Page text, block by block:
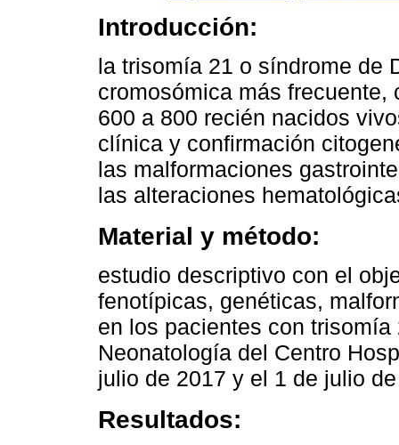
Introducción:
la trisomía 21 o síndrome de
cromosómica más
600 a 800 recién nacidos
clínica y confirmación
las malformaciones
las alteraciones
Material y método:
estudio descriptivo con el
fenotípicas, genéticas,
en los pacientes con
Neonatología del Centro
julio de 2017 y el 1 de julio
Resultados: